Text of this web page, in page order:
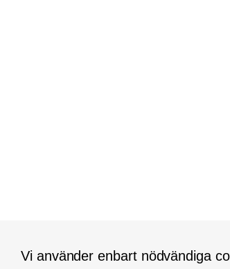
Vi använder enbart nödvändiga